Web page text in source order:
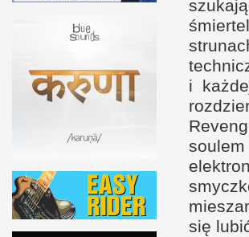
i k
się